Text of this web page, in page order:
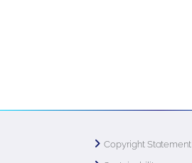
Copyright Statement